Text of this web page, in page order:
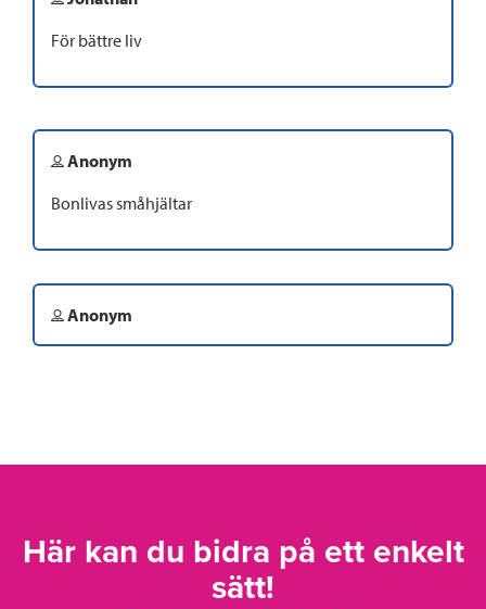
För bättre liv
Anonym
Bonlivas småhjältar
Anonym
Här kan du bidra på ett enkelt
sätt!